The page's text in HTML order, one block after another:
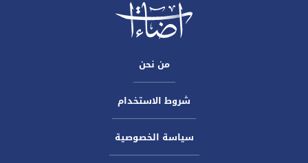
من نحن
شروط الاستخدام
سياسة الخصوصية